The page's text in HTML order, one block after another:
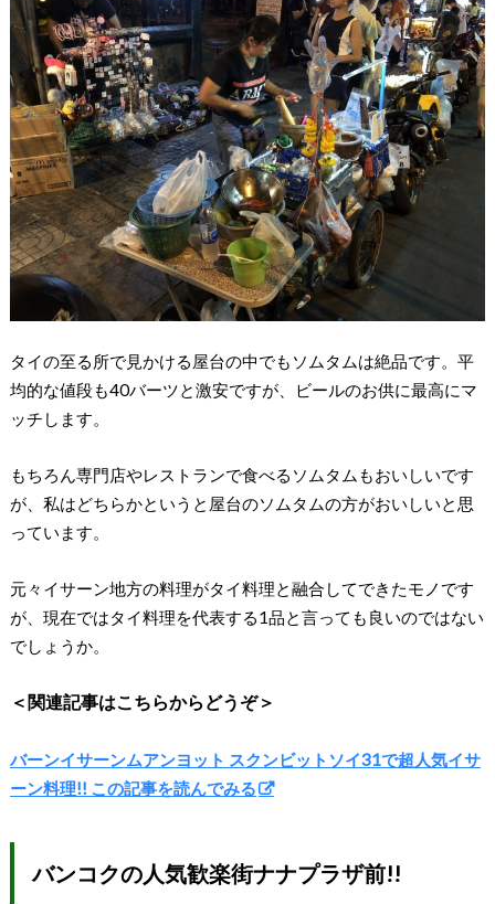
タイの至る所で見かける屋台の中でもソムタムは絶品です。平
均的な値段も40バーツと激安ですが、ビールのお供に最高にマ
ッチします。
もちろん専門店やレストランで食べるソムタムもおいしいです
が、私はどちらかというと屋台のソムタムの方がおいしいと思
っています。
元々イサーン地方の料理がタイ料理と融合してできたモノです
が、現在ではタイ料理を代表する1品と言っても良いのではない
でしょうか。
＜関連記事はこちらからどうぞ＞
バーンイサーンムアンヨット スクンビットソイ31で超人気イサ
ーン料理!! この記事を読んでみる
バンコクの人気歓楽街ナナプラザ前!!